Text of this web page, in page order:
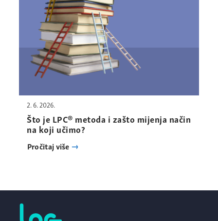
2. 6. 2026.
Što je LPC® metoda i zašto mijenja način
na koji učimo?
Pročitaj više